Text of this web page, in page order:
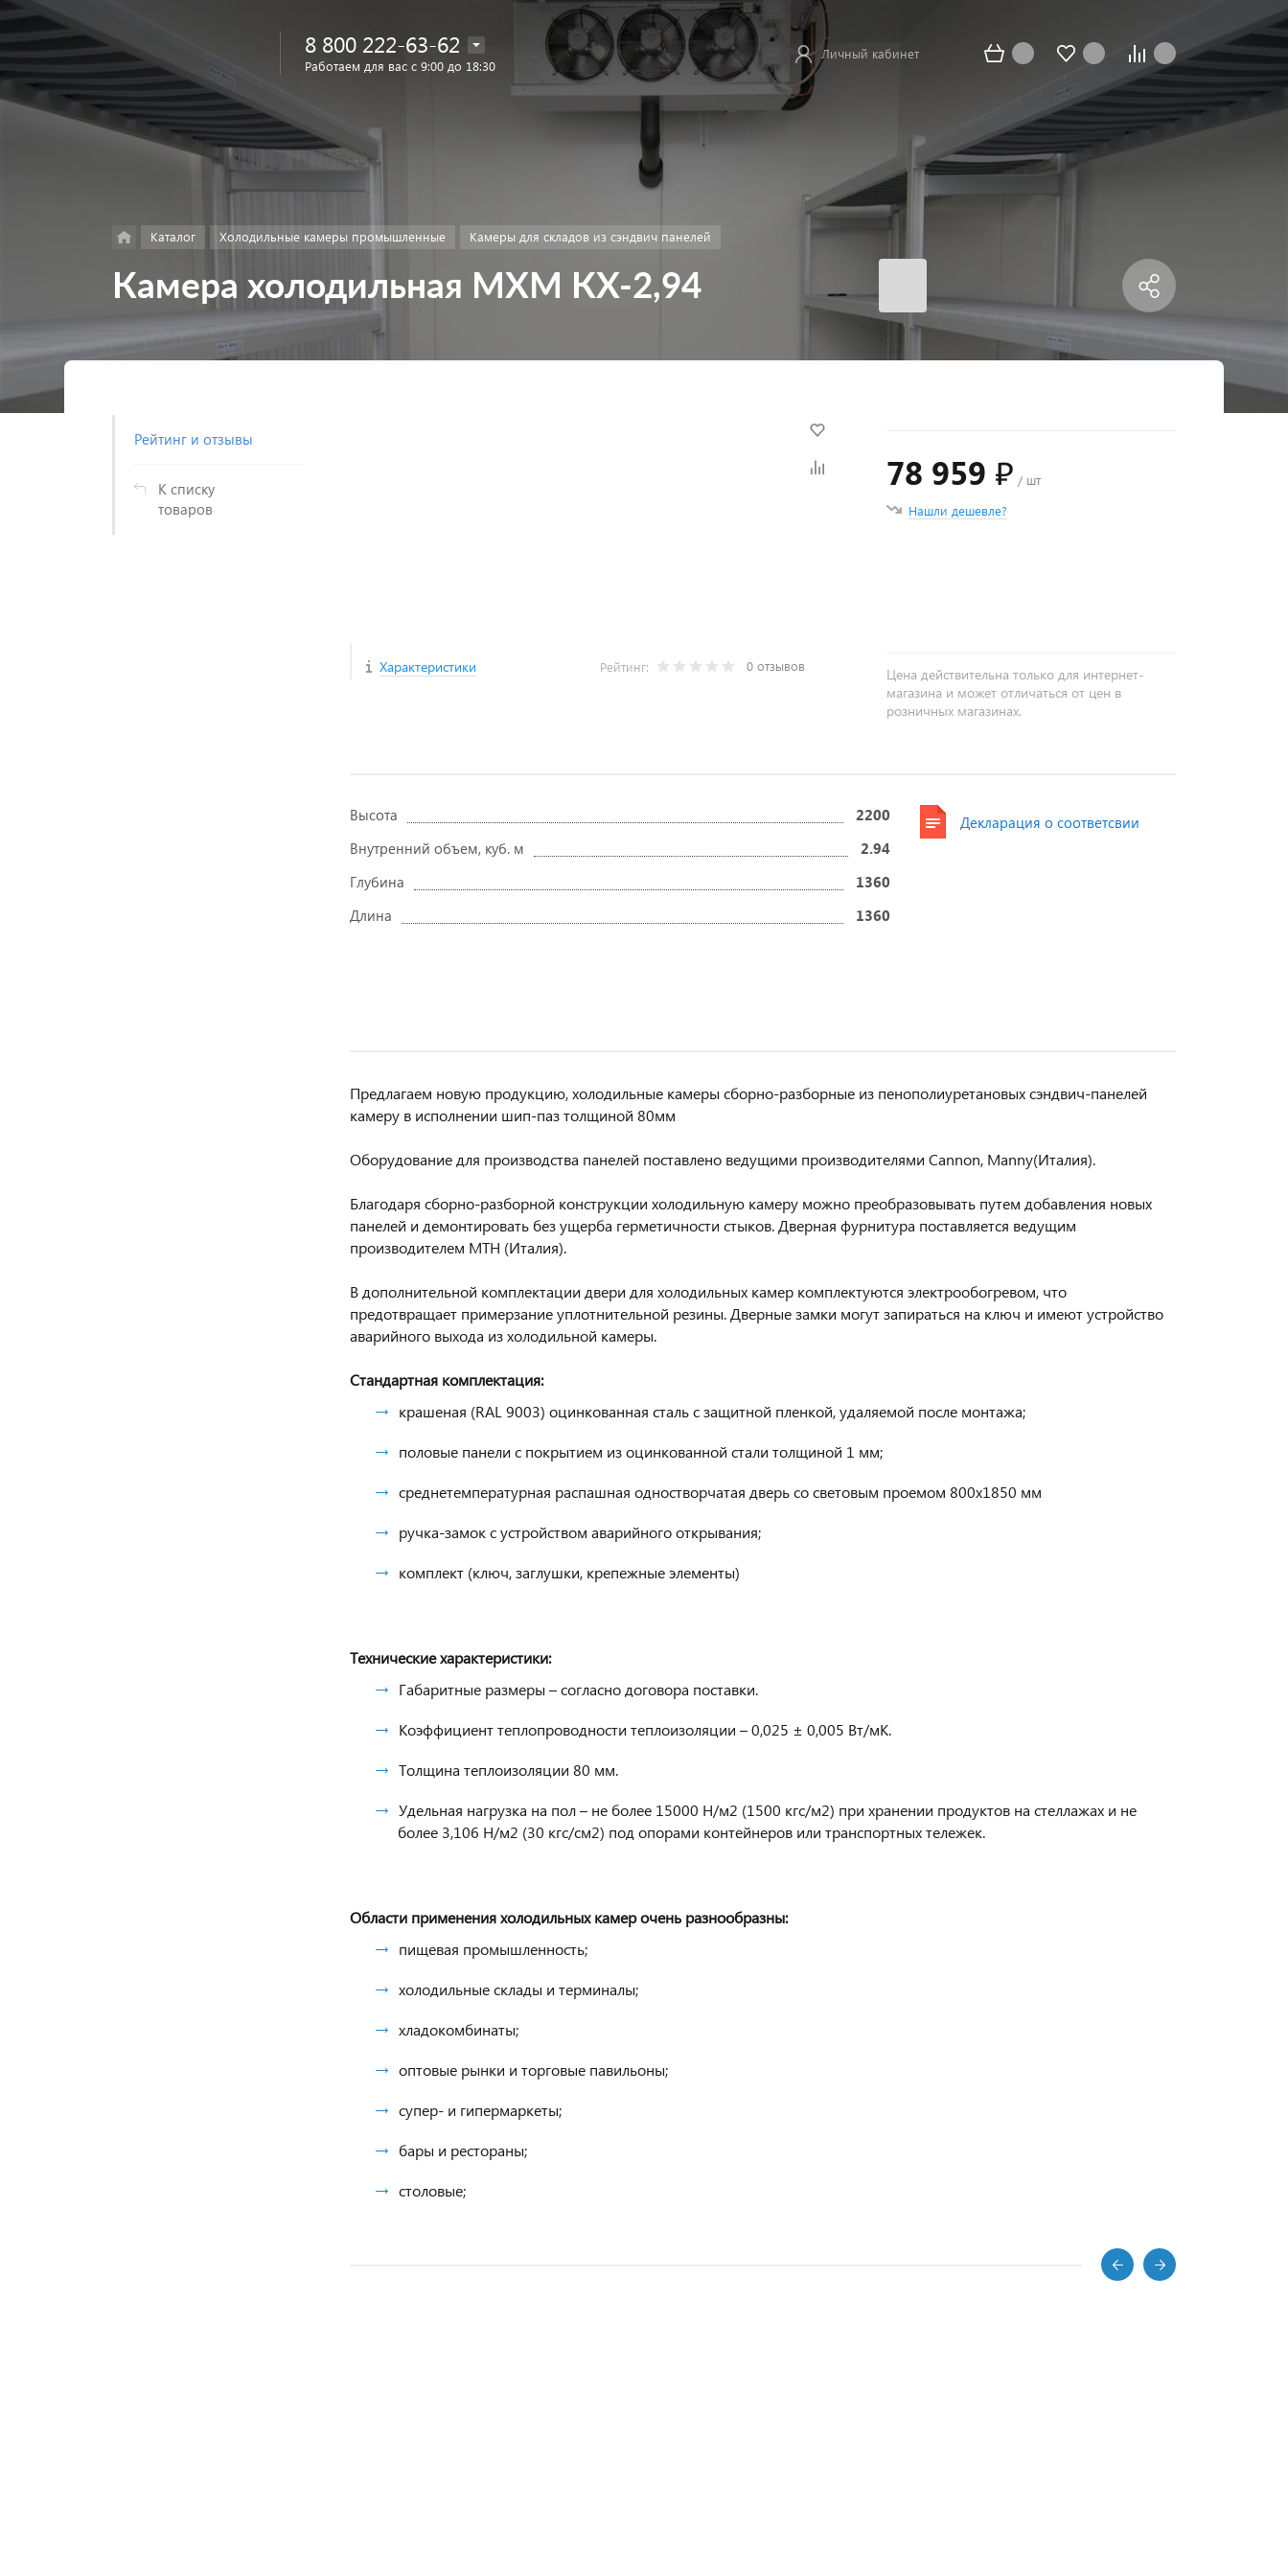
в каталоге
Найти
8 800 222-63-62
Работаем для вас с 9:00 до 18:30
Личный кабинет
Каталог Холодильные камеры промышленные Камеры для складов из сэндвич панелей
Камера холодильная МХМ КХ-2,94
Рейтинг и отзывы
К списку
товаров
Характеристики Рейтинг: 0 отзывов
78 959 ₽ / шт
Нашли дешевле?
Цена действительна только для интернет-
магазина и может отличаться от цен в
розничных магазинах.
Высота
2200
Внутренний объем, куб. м
2.94
Глубина
1360
Длина
1360
Декларация о соответсвии
Предлагаем новую продукцию, холодильные камеры сборно-разборные из пенополиуретановых сэндвич-панелей
камеру в исполнении шип-паз толщиной 80мм
Оборудование для производства панелей поставлено ведущими производителями Сannon, Manny(Италия).
Благодаря сборно-разборной конструкции холодильную камеру можно преобразовывать путем добавления новых
панелей и демонтировать без ущерба герметичности стыков. Дверная фурнитура поставляется ведущим
производителем МТН (Италия).
В дополнительной комплектации двери для холодильных камер комплектуются электрообогревом, что
предотвращает примерзание уплотнительной резины. Дверные замки могут запираться на ключ и имеют устройство
аварийного выхода из холодильной камеры.
Стандартная комплектация:
крашеная (RAL 9003) оцинкованная сталь с защитной пленкой, удаляемой после монтажа;
половые панели с покрытием из оцинкованной стали толщиной 1 мм;
среднетемпературная распашная одностворчатая дверь со световым проемом 800х1850 мм
ручка-замок с устройством аварийного открывания;
комплект (ключ, заглушки, крепежные элементы)
Технические характеристики:
Габаритные размеры – согласно договора поставки.
Коэффициент теплопроводности теплоизоляции – 0,025 ± 0,005 Вт/мК.
Толщина теплоизоляции 80 мм.
Удельная нагрузка на пол – не более 15000 Н/м2 (1500 кгс/м2) при хранении продуктов на стеллажах и не
более 3,106 Н/м2 (30 кгс/см2) под опорами контейнеров или транспортных тележек.
Области применения холодильных камер очень разнообразны:
пищевая промышленность;
холодильные склады и терминалы;
хладокомбинаты;
оптовые рынки и торговые павильоны;
супер- и гипермаркеты;
бары и рестораны;
столовые;